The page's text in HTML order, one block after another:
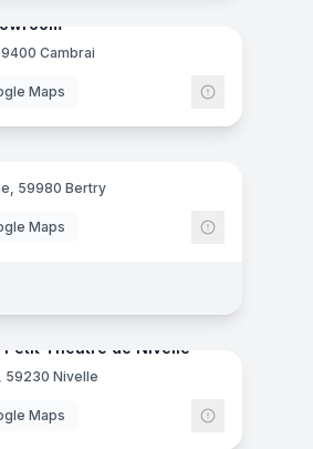
Cambrai
Maps
22
59980 Bertry
Maps
Théâtre de Nivelle
59230 Nivelle
Maps
95